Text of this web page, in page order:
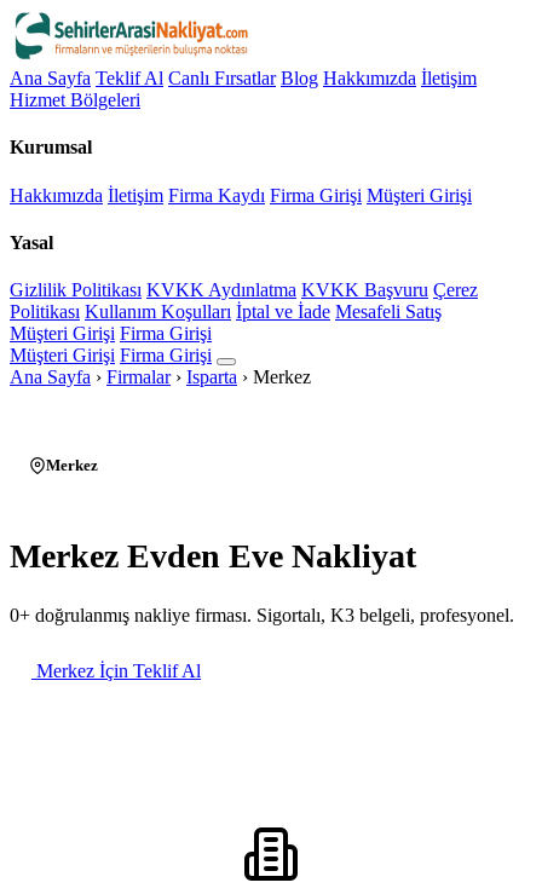
Ana Sayfa Teklif Al Canlı Fırsatlar Blog Hakkımızda İletişim
Hizmet Bölgeleri
Kurumsal
Hakkımızda İletişim Firma Kaydı Firma Girişi Müşteri Girişi
Yasal
Gizlilik Politikası KVKK Aydınlatma KVKK Başvuru Çerez
Politikası Kullanım Koşulları İptal ve İade Mesafeli Satış
Müşteri Girişi Firma Girişi
Müşteri Girişi Firma Girişi
Ana Sayfa › Firmalar › Isparta › Merkez
Merkez
Merkez Evden Eve Nakliyat
0+ doğrulanmış nakliye firması. Sigortalı, K3 belgeli, profesyonel.
Merkez İçin Teklif Al